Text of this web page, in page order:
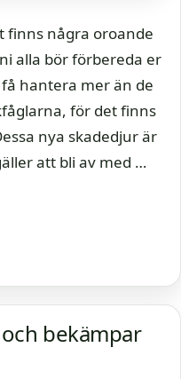
finns några oroande
alla bör förbereda er
hantera mer än de
för det finns
nya skadedjur är
att bli av med …
bekämpar